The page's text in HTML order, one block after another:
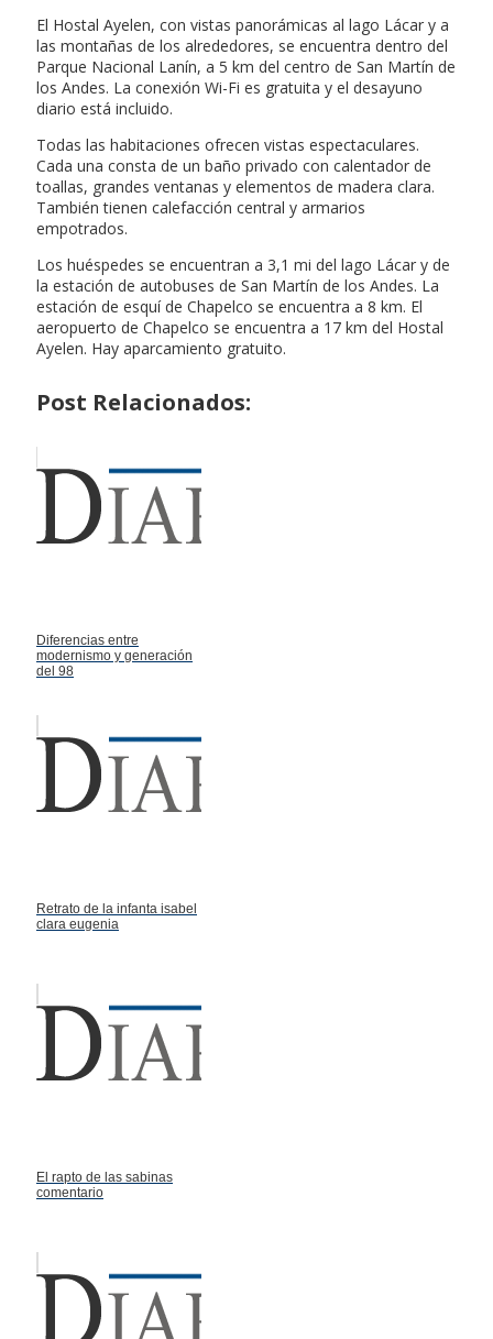
El Hostal Ayelen, con vistas panorámicas al lago Lácar y a
las montañas de los alrededores, se encuentra dentro del
Parque Nacional Lanín, a 5 km del centro de San Martín de
los Andes. La conexión Wi-Fi es gratuita y el desayuno
diario está incluido.
Todas las habitaciones ofrecen vistas espectaculares.
Cada una consta de un baño privado con calentador de
toallas, grandes ventanas y elementos de madera clara.
También tienen calefacción central y armarios
empotrados.
Los huéspedes se encuentran a 3,1 mi del lago Lácar y de
la estación de autobuses de San Martín de los Andes. La
estación de esquí de Chapelco se encuentra a 8 km. El
aeropuerto de Chapelco se encuentra a 17 km del Hostal
Ayelen. Hay aparcamiento gratuito.
Post Relacionados:
Diferencias entre
modernismo y generación
del 98
Retrato de la infanta isabel
clara eugenia
El rapto de las sabinas
comentario